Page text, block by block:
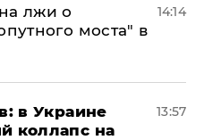
лжи о
моста" в
14:14
в Украине
коллапс на
13:57